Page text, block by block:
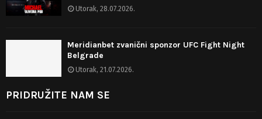
Utorak, 28.07.2026.
Meridianbet zvanični sponzor UFC Fight Night
Belgrade
Utorak, 21.07.2026.
PRIDRUŽITE NAM SE